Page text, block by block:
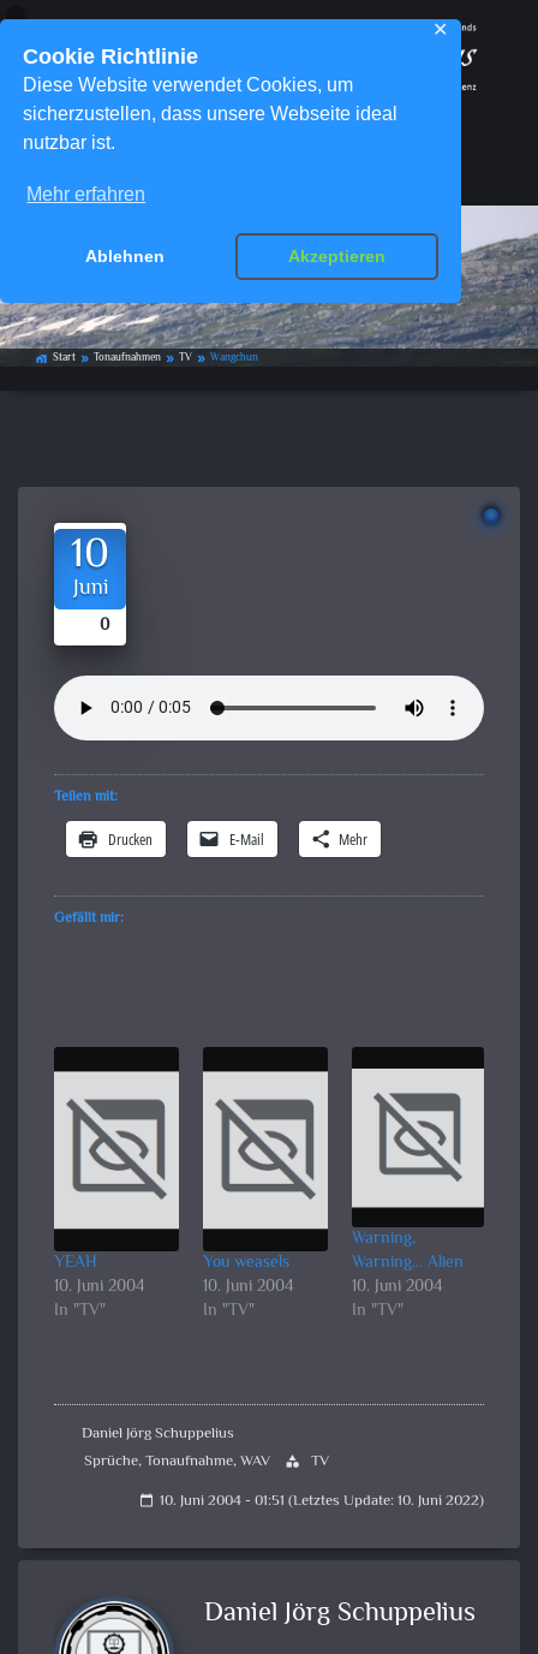
Cookie Richtlinie
Diese Website verwendet Cookies, um
sicherzustellen, dass unsere Webseite ideal
nutzbar ist.
Mehr erfahren
Ablehnen Akzeptieren
✕
Wangchun
home_work Start double_arrow Tonaufnahmen double_arrow TV double_arrow Wangchun
10
Juni
0
Teilen mit:
Drucken E-Mail Mehr
Gefällt mir:
YEAH
10. Juni 2004
In "TV"
You weasels
10. Juni 2004
In "TV"
Warning,
Warning… Alien
10. Juni 2004
In "TV"
Daniel Jörg Schuppelius
Sprüche,Tonaufnahme,WAV category TV
calendar_today 10. Juni 2004 - 01:51 (Letztes Update: 10. Juni 2022)
Daniel Jörg Schuppelius